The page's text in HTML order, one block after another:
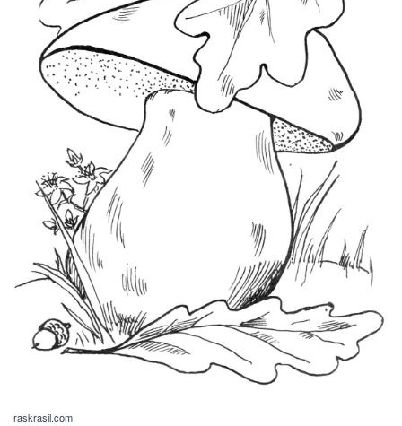
raskrasil.com